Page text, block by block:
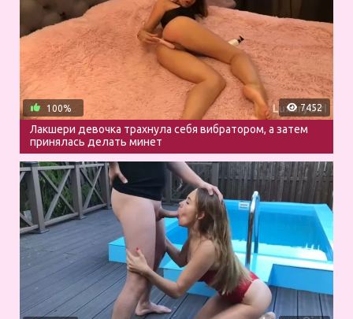
7452
100%
Лакшери девочка трахнула себя вибратором, а затем
принялась делать минет